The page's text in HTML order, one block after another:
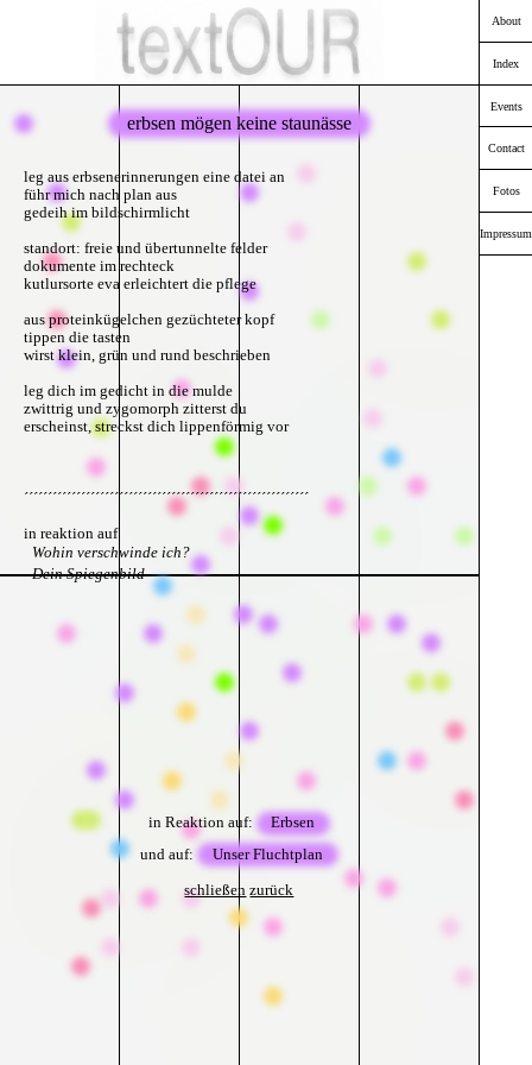
erbsen mögen keine staunässe
leg aus erbsenerinnerungen eine datei an
führ mich nach plan aus
gedeih im bildschirmlicht
standort: freie und übertunnelte felder
dokumente im rechteck
kutlursorte eva erleichtert die pflege
aus proteinkügelchen gezüchteter kopf
tippen die tasten
wirst klein, grün und rund beschrieben
leg dich im gedicht in die mulde
zwittrig und zygomorph zitterst du
erscheinst, streckst dich lippenförmig vor
´´´´´´´´´´´´´´´´´´´´´´´´´´´´´´´´´´´´´´´´´´´´´´´´´´´´´´´´´´´´
in reaktion auf
Wohin verschwinde ich?
Dein Spiegenbild
in Reaktion auf:
Erbsen
und auf:
Unser Fluchtplan
schließen zurück
About
Index
Events
Contact
Fotos
Impressum